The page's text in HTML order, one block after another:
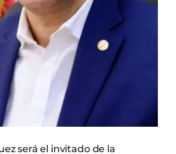
será el invitado de la